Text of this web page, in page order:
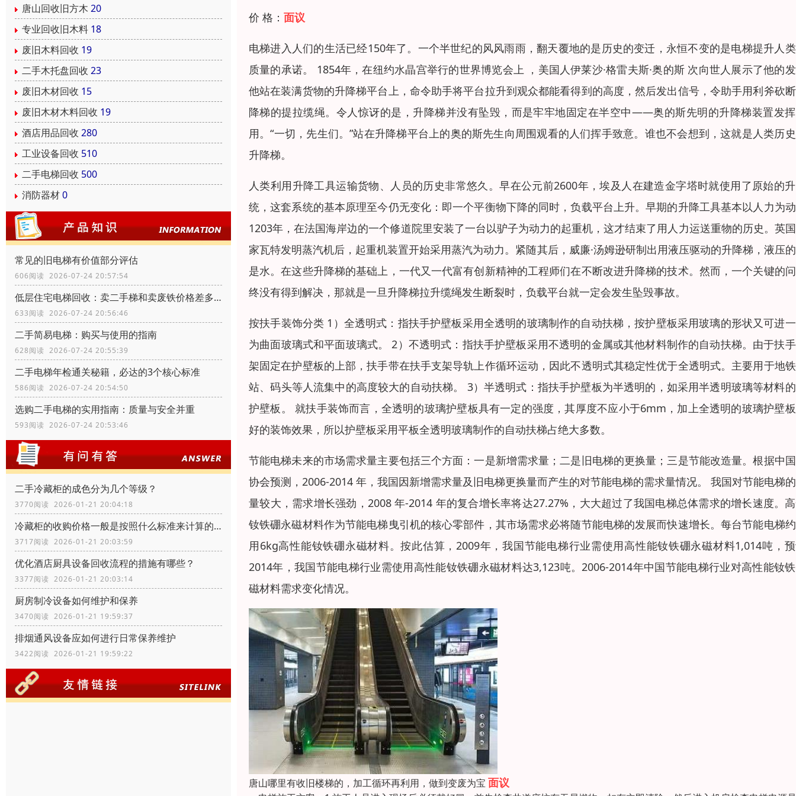
唐山回收旧方木 20
专业回收旧木料 18
废旧木料回收 19
二手木托盘回收 23
废旧木材回收 15
废旧木材木料回收 19
酒店用品回收 280
工业设备回收 510
二手电梯回收 500
消防器材0
常见的旧电梯有价值部分评估
606阅读 2026-07-24 20:57:54
低层住宅电梯回收：卖二手梯和卖废铁价格差多少？
633阅读 2026-07-24 20:56:46
二手简易电梯：购买与使用的指南
628阅读 2026-07-24 20:55:39
二手电梯年检通关秘籍，必达的3个核心标准
586阅读 2026-07-24 20:54:50
选购二手电梯的实用指南：质量与安全并重
593阅读 2026-07-24 20:53:46
二手冷藏柜的成色分为几个等级？
3770阅读 2026-01-21 20:04:18
冷藏柜的收购价格一般是按照什么标准来计算的？
3717阅读 2026-01-21 20:03:59
优化酒店厨具设备回收流程的措施有哪些？
3377阅读 2026-01-21 20:03:14
厨房制冷设备如何维护和保养
3470阅读 2026-01-21 19:59:37
排烟通风设备应如何进行日常保养维护
3422阅读 2026-01-21 19:59:22
价 格： 面议
电梯进入人们的生活已经150年了。一个半世纪的风风雨雨，翻天覆地的是历史的变迁，永恒不变的是电梯提升人
质量的承诺。 1854年，在纽约水晶宫举行的世界博览会上 ，美国人伊莱沙·格雷夫斯·奥的斯 次向世人展示了他的
他站在装满货物的升降梯平台上，命令助手将平台拉升到观众都能看得到的高度，然后发出信号，令助手用利斧砍
降梯的提拉缆绳。令人惊讶的是，升降梯并没有坠毁，而是牢牢地固定在半空中——奥的斯先明的升降梯装置发
用。“一切，先生们。”站在升降梯平台上的奥的斯先生向周围观看的人们挥手致意。谁也不会想到，这就是人类历
升降梯。
人类利用升降工具运输货物、人员的历史非常悠久。早在公元前2600年，埃及人在建造金字塔时就使用了原始的
统，这套系统的基本原理至今仍无变化：即一个平衡物下降的同时，负载平台上升。早期的升降工具基本以人力为
1203年，在法国海岸边的一个修道院里安装了一台以驴子为动力的起重机，这才结束了用人力运送重物的历史。英
家瓦特发明蒸汽机后，起重机装置开始采用蒸汽为动力。紧随其后，威廉·汤姆逊研制出用液压驱动的升降梯，液压
是水。在这些升降梯的基础上，一代又一代富有创新精神的工程师们在不断改进升降梯的技术。然而，一个关键的
终没有得到解决，那就是一旦升降梯拉升缆绳发生断裂时，负载平台就一定会发生坠毁事故。
按扶手装饰分类 1）全透明式：指扶手护壁板采用全透明的玻璃制作的自动扶梯，按护壁板采用玻璃的形状又可进
为曲面玻璃式和平面玻璃式。 2）不透明式：指扶手护壁板采用不透明的金属或其他材料制作的自动扶梯。由于扶
架固定在护壁板的上部，扶手带在扶手支架导轨上作循环运动，因此不透明式其稳定性优于全透明式。主要用于地
站、码头等人流集中的高度较大的自动扶梯。 3）半透明式：指扶手护壁板为半透明的，如采用半透明玻璃等材料
护壁板。 就扶手装饰而言，全透明的玻璃护壁板具有一定的强度，其厚度不应小于6mm，加上全透明的玻璃护壁
好的装饰效果，所以护壁板采用平板全透明玻璃制作的自动扶梯占绝大多数。
节能电梯未来的市场需求量主要包括三个方面：一是新增需求量；二是旧电梯的更换量；三是节能改造量。根据中
协会预测，2006-2014 年，我国因新增需求量及旧电梯更换量而产生的对节能电梯的需求量情况。 我国对节能电梯
量较大，需求增长强劲，2008 年-2014 年的复合增长率将达27.27%，大大超过了我国电梯总体需求的增长速度。
钕铁硼永磁材料作为节能电梯曳引机的核心零部件，其市场需求必将随节能电梯的发展而快速增长。每台节能电梯
用6kg高性能钕铁硼永磁材料。按此估算，2009年，我国节能电梯行业需使用高性能钕铁硼永磁材料1,014吨，
2014年，我国节能电梯行业需使用高性能钕铁硼永磁材料达3,123吨。2006-2014年中国节能电梯行业对高性能钕
磁材料需求变化情况。
唐山哪里有收旧楼梯的，加工循环再利用，做到变废为宝 面议